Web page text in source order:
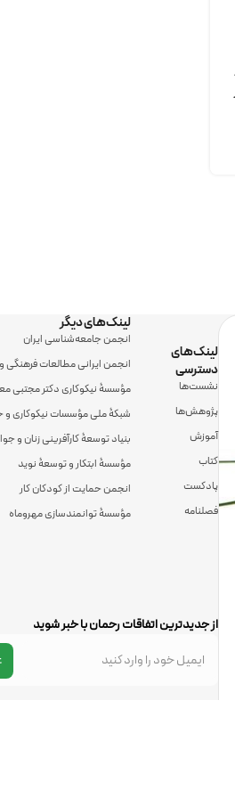
لینک‌های
دسترسی
نشست‌ها
پژوهش‌ها
آموزش
کتاب
پادکست
فصلنامه
لینک‌های دیگر
انجمن جامعه‌شناسی ایران
انجمن ایرانی مطالعات فرهنگی
مؤسسۀ نیکوکاری دکتر مجتبی
شبکۀ ملی مؤسسات نیکوکاری و
بنیاد توسعۀ کارآفرینی زنان و
مؤسسۀ ابتکار و توسعۀ نوید
انجمن حمایت از کودکان کار
مؤسسۀ توانمندسازی مهروماه
از جدیدترین اتفاقات رحمان با خبر شوید